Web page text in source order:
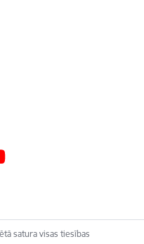
satura visas tiesības